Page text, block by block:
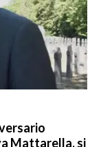
Mattarella, si